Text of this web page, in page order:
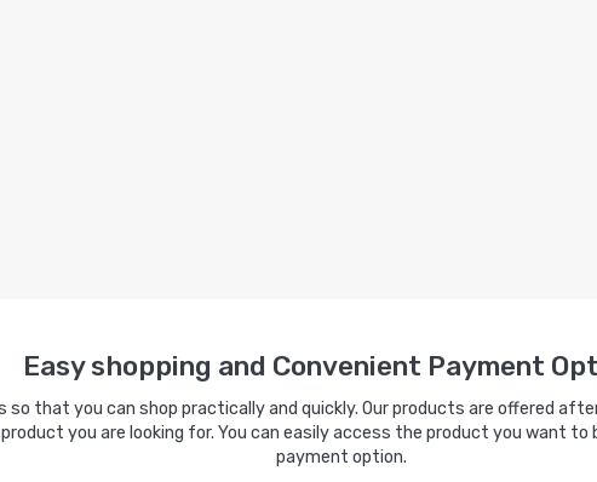
Easy shopping and Convenient Payment
so that you can shop practically and quickly. Our products are offered
you are looking for. You can easily access the product you want
payment option.